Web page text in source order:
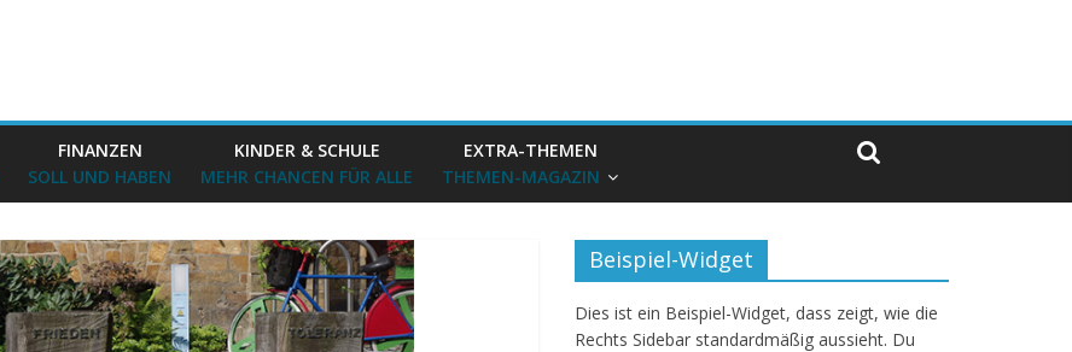
FINANZEN
SOLL UND HABEN
KINDER & SCHULE
MEHR CHANCEN FÜR ALLE
EXTRA-THEMEN
THEMEN-MAGAZIN
Beispiel-Widget
Dies ist ein Beispiel-Widget, dass zeigt, wie die
Rechts Sidebar standardmäßig aussieht. Du